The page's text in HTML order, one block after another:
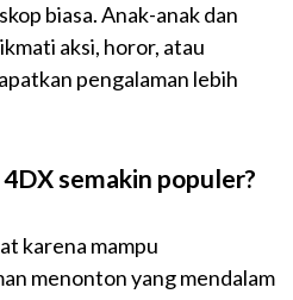
biasa. Anak-anak dan
aksi, horor, atau
pengalaman lebih
semakin populer?
karena mampu
menonton yang mendalam